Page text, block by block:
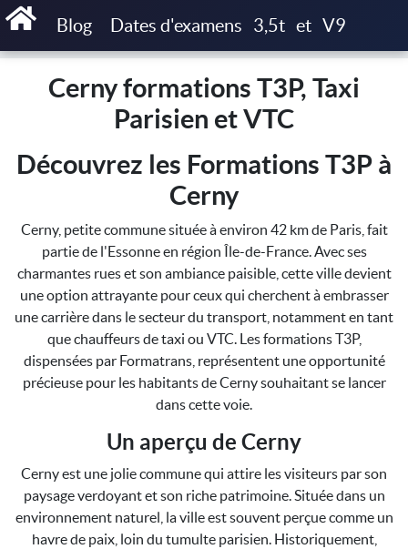
Blog Dates d'examens 3,5t et V9
Accueil Cerny formations T3P, Taxi Parisien et VTC
Cerny formations T3P, Taxi
Parisien et VTC
Découvrez les Formations T3P à
Cerny
Cerny, petite commune située à environ 42 km de Paris, fait
partie de l'Essonne en région Île-de-France. Avec ses
charmantes rues et son ambiance paisible, cette ville devient
une option attrayante pour ceux qui cherchent à embrasser
une carrière dans le secteur du transport, notamment en tant
que chauffeurs de taxi ou VTC. Les formations T3P,
dispensées par Formatrans, représentent une opportunité
précieuse pour les habitants de Cerny souhaitant se lancer
dans cette voie.
Un aperçu de Cerny
Cerny est une jolie commune qui attire les visiteurs par son
paysage verdoyant et son riche patrimoine. Située dans un
environnement naturel, la ville est souvent perçue comme un
havre de paix, loin du tumulte parisien. Historiquement,